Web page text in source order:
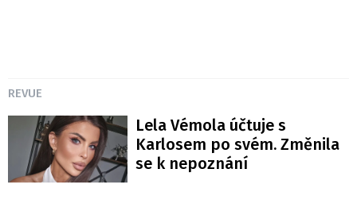
REVUE
Lela Vémola účtuje s
Karlosem po svém. Změnila
se k nepoznání